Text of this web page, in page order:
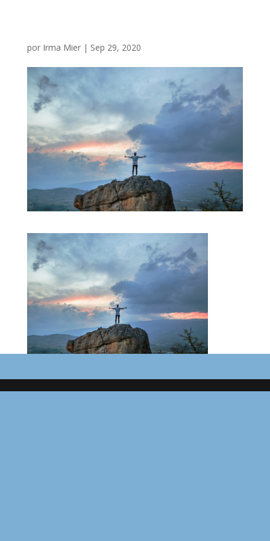
por Irma Mier| Sep 29, 2020